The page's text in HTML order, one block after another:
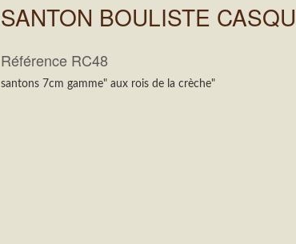
SANTON BOULISTE
Référence RC48
santons 7cm gamme" aux rois de la crèche"